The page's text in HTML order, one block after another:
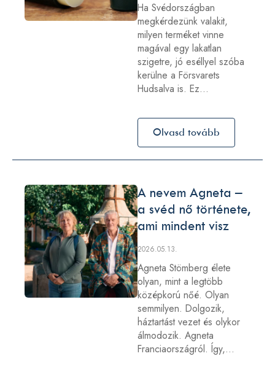
Ha Svédországban
megkérdezünk valakit,
milyen terméket vinne
magával egy lakatlan
szigetre, jó eséllyel szóba
kerülne a Försvarets
Hudsalva is. Ez…
Olvasd tovább
A nevem Agneta –
a svéd nő története,
ami mindent visz
2026.05.13.
Agneta Stömberg élete
olyan, mint a legtöbb
középkorú nőé. Olyan
semmilyen. Dolgozik,
háztartást vezet és olykor
álmodozik. Agneta
Franciaországról. Így,…